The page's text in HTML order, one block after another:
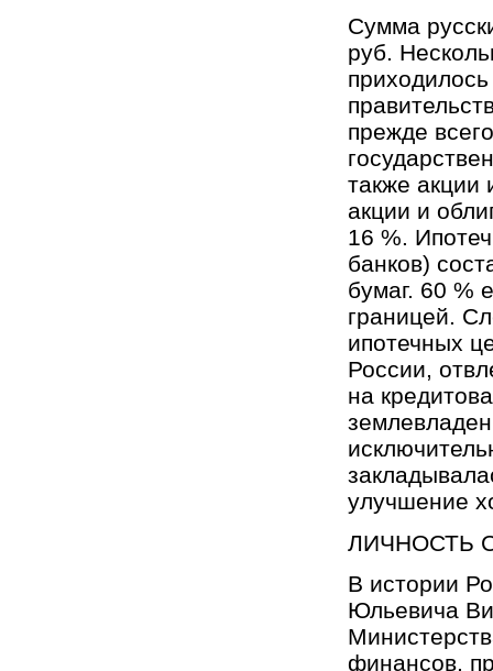
Сумма
руб.
прежде
также акции
акции и
16 %.
банков)
бумаг. 60 %
границей.
ипотечных
России,
на
улучшение
ЛИЧНОСТЬ
В истории
Юльевича
финансов,